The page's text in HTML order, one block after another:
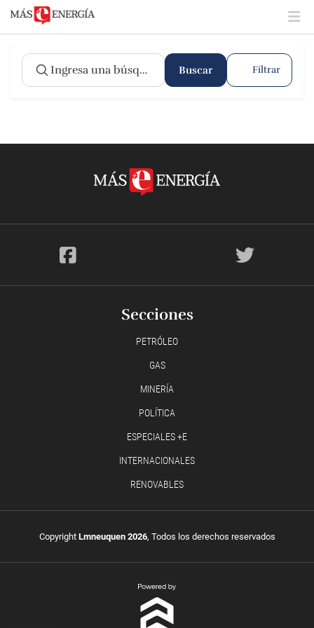
Buscar Filtrar
Secciones
PETRÓLEO
GAS
MINERÍA
POLÍTICA
ESPECIALES +E
INTERNACIONALES
RENOVABLES
Copyright Lmneuquen 2026, Todos los derechos reservados